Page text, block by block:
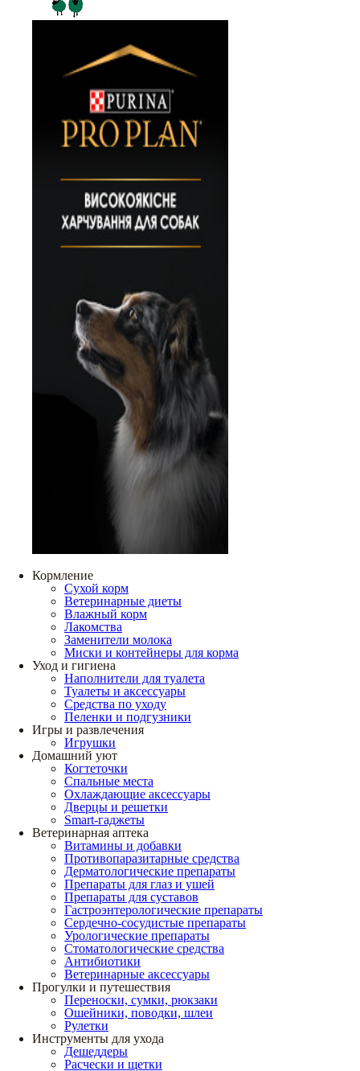
Кормление
Сухой корм
Ветеринарные диеты
Влажный корм
Лакомства
Заменители молока
Миски и контейнеры для корма
Уход и гигиена
Наполнители для туалета
Туалеты и аксессуары
Средства по уходу
Пеленки и подгузники
Игры и развлечения
Игрушки
Домашний уют
Когтеточки
Спальные места
Охлаждающие аксессуары
Дверцы и решетки
Smart-гаджеты
Ветеринарная аптека
Витамины и добавки
Противопаразитарные средства
Дерматологические препараты
Препараты для глаз и ушей
Препараты для суставов
Гастроэнтерологические препараты
Сердечно-сосудистые препараты
Урологические препараты
Стоматологические средства
Антибиотики
Ветеринарные аксессуары
Прогулки и путешествия
Переноски, сумки, рюкзаки
Ошейники, поводки, шлеи
Рулетки
Инструменты для ухода
Дешеддеры
Расчески и щетки